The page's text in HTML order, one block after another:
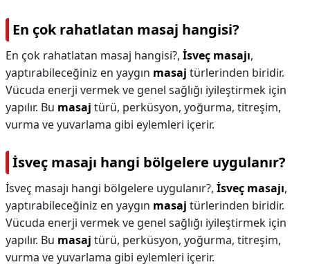
En çok rahatlatan masaj hangisi?
En çok rahatlatan masaj hangisi?, İsveç masajı,
yaptırabileceğiniz en yaygın masaj türlerinden biridir.
Vücuda enerji vermek ve genel sağlığı iyileştirmek için
yapılır. Bu masaj türü, perküsyon, yoğurma, titreşim,
vurma ve yuvarlama gibi eylemleri içerir.
İsveç masajı hangi bölgelere uygulanır?
İsveç masajı hangi bölgelere uygulanır?, İsveç masajı,
yaptırabileceğiniz en yaygın masaj türlerinden biridir.
Vücuda enerji vermek ve genel sağlığı iyileştirmek için
yapılır. Bu masaj türü, perküsyon, yoğurma, titreşim,
vurma ve yuvarlama gibi eylemleri içerir.